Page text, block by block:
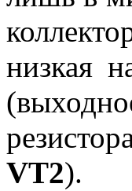
низкая
VT2).